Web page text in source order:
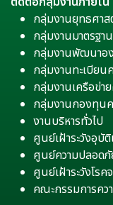
กลุ่มงานยุทธศา
กลุ่มงานมาตรฐา
กลุ่มงานพัฒนาอ
กลุ่มงานทะเบียน
กลุ่มงานเครือข่า
กลุ่มงานกองทุน
งานบริหารทั่วไป
ศูนย์เฝ้าระวังอุบั
ศูนย์ความปลอดภั
ศูนย์เฝ้าระวังโรค
คณะกรรมการคว